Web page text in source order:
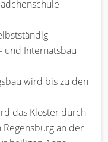
Internatsbau
wird bis zu den
das Kloster durch
an der